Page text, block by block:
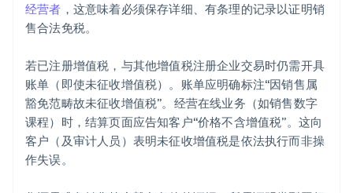
经营者 ，这意味着必须保存详细、有条理的记录以证明销
售合法免税。
若已注册增值税，与其他增值税注册企业交易时仍需开具
账单（即使未征收增值税）。账单应明确标注“因销售属
豁免范畴故未征收增值税”。经营在线业务（如销售数字
课程）时，结算页面应告知客户“价格不含增值税”。这向
客户（及审计人员）表明未征收增值税是依法执行而非操
作失误。